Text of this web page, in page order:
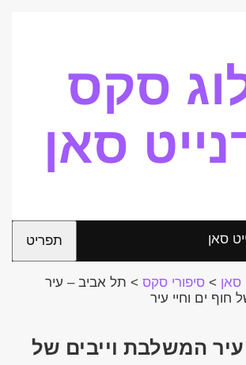
סקס
סאן
סאן תפריט
סאן > סיפורי סקס > תל אביב – עיר
חוף ים וחיי עיר
המשלבת וייבים של